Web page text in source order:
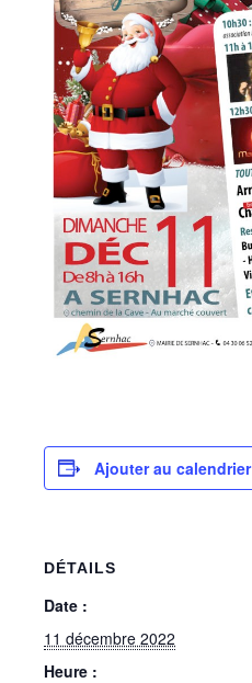
Ajouter au calendrier
DÉTAILS
Date :
11 décembre 2022
Heure :